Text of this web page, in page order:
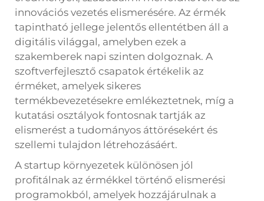
innovációs vezetés elismerésére. Az érmék
tapintható jellege jelentős ellentétben áll a
digitális világgal, amelyben ezek a
szakemberek napi szinten dolgoznak. A
szoftverfejlesztő csapatok értékelik az
érméket, amelyek sikeres
termékbevezetésekre emlékeztetnek, míg a
kutatási osztályok fontosnak tartják az
elismerést a tudományos áttörésekért és
szellemi tulajdon létrehozásáért.
A startup környezetek különösen jól
profitálnak az érmékkel történő elismerési
programokból, amelyek hozzájárulnak a